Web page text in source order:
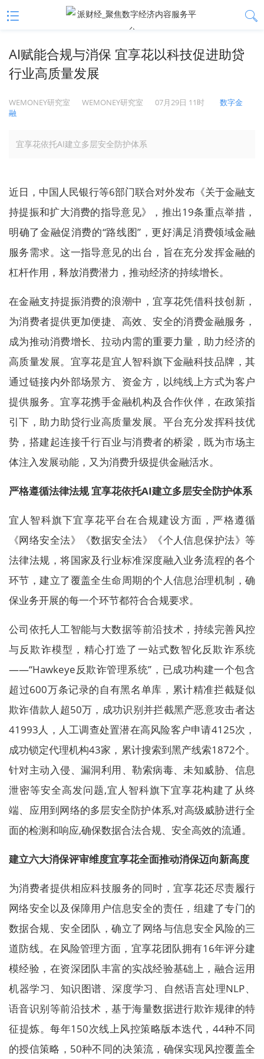
AI赋能合规与消保 宜享花以科技促进助贷
行业高质量发展
WEMONEY研究室 WEMONEY研究室 07月29日 11时
数字金
融
宜享花依托AI建立多层安全防护体系
近日，中国人民银行等6部门联合对外发布《关于金融支
持提振和扩大消费的指导意见》，推出19条重点举措，
明确了金融促消费的“路线图”，更好满足消费领域金融
服务需求。这一指导意见的出台，旨在充分发挥金融的
杠杆作用，释放消费潜力，推动经济的持续增长。
在金融支持提振消费的浪潮中，宜享花凭借科技创新，
为消费者提供更加便捷、高效、安全的消费金融服务，
成为推动消费增长、拉动内需的重要力量，助力经济的
高质量发展。宜享花是宜人智科旗下金融科技品牌，其
通过链接内外部场景方、资金方，以纯线上方式为客户
提供服务。宜享花携手金融机构及合作伙伴，在政策指
引下，助力助贷行业高质量发展。平台充分发挥科技优
势，搭建起连接千行百业与消费者的桥梁，既为市场主
体注入发展动能，又为消费升级提供金融活水。
严格遵循法律法规 宜享花依托AI建立多层安全防护体系
宜人智科旗下宜享花平台在合规建设方面，严格遵循
《网络安全法》《数据安全法》《个人信息保护法》等
法律法规，将国家及行业标准深度融入业务流程的各个
环节，建立了覆盖全生命周期的个人信息治理机制，确
保业务开展的每一个环节都符合合规要求。
公司依托人工智能与大数据等前沿技术，持续完善风控
与反欺诈模型，精心打造了一站式数智化反欺诈系统
——“Hawkeye反欺诈管理系统”，已成功构建一个包含
超过600万条记录的自有黑名单库，累计精准拦截疑似
欺诈借款人超50万，成功识别并拦截黑产恶意攻击者达
41993人，人工调查处置潜在高风险客户申请4125次，
成功锁定代理机构43家，累计搜索到黑产线索1872个。
针对主动入侵、漏洞利用、勒索病毒、未知威胁、信息
泄密等安全高发问题,宜人智科旗下宜享花构建了从终
端、应用到网络的多层安全防护体系,对高级威胁进行全
面的检测和响应,确保数据合法合规、安全高效的流通。
建立六大消保评审维度宜享花全面推动消保迈向新高度
为消费者提供相应科技服务的同时，宜享花还尽责履行
网络安全以及保障用户信息安全的责任，组建了专门的
数据合规、安全团队，确立了网络与信息安全风险的三
道防线。在风险管理方面，宜享花团队拥有16年评分建
模经验，在资深团队丰富的实战经验基础上，融合运用
机器学习、知识图谱、深度学习、自然语言处理NLP、
语音识别等前沿技术，基于海量数据进行欺诈规律的特
征提炼。每年150次线上风控策略版本迭代，44种不同
的授信策略，50种不同的决策流，确保实现风控覆盖全